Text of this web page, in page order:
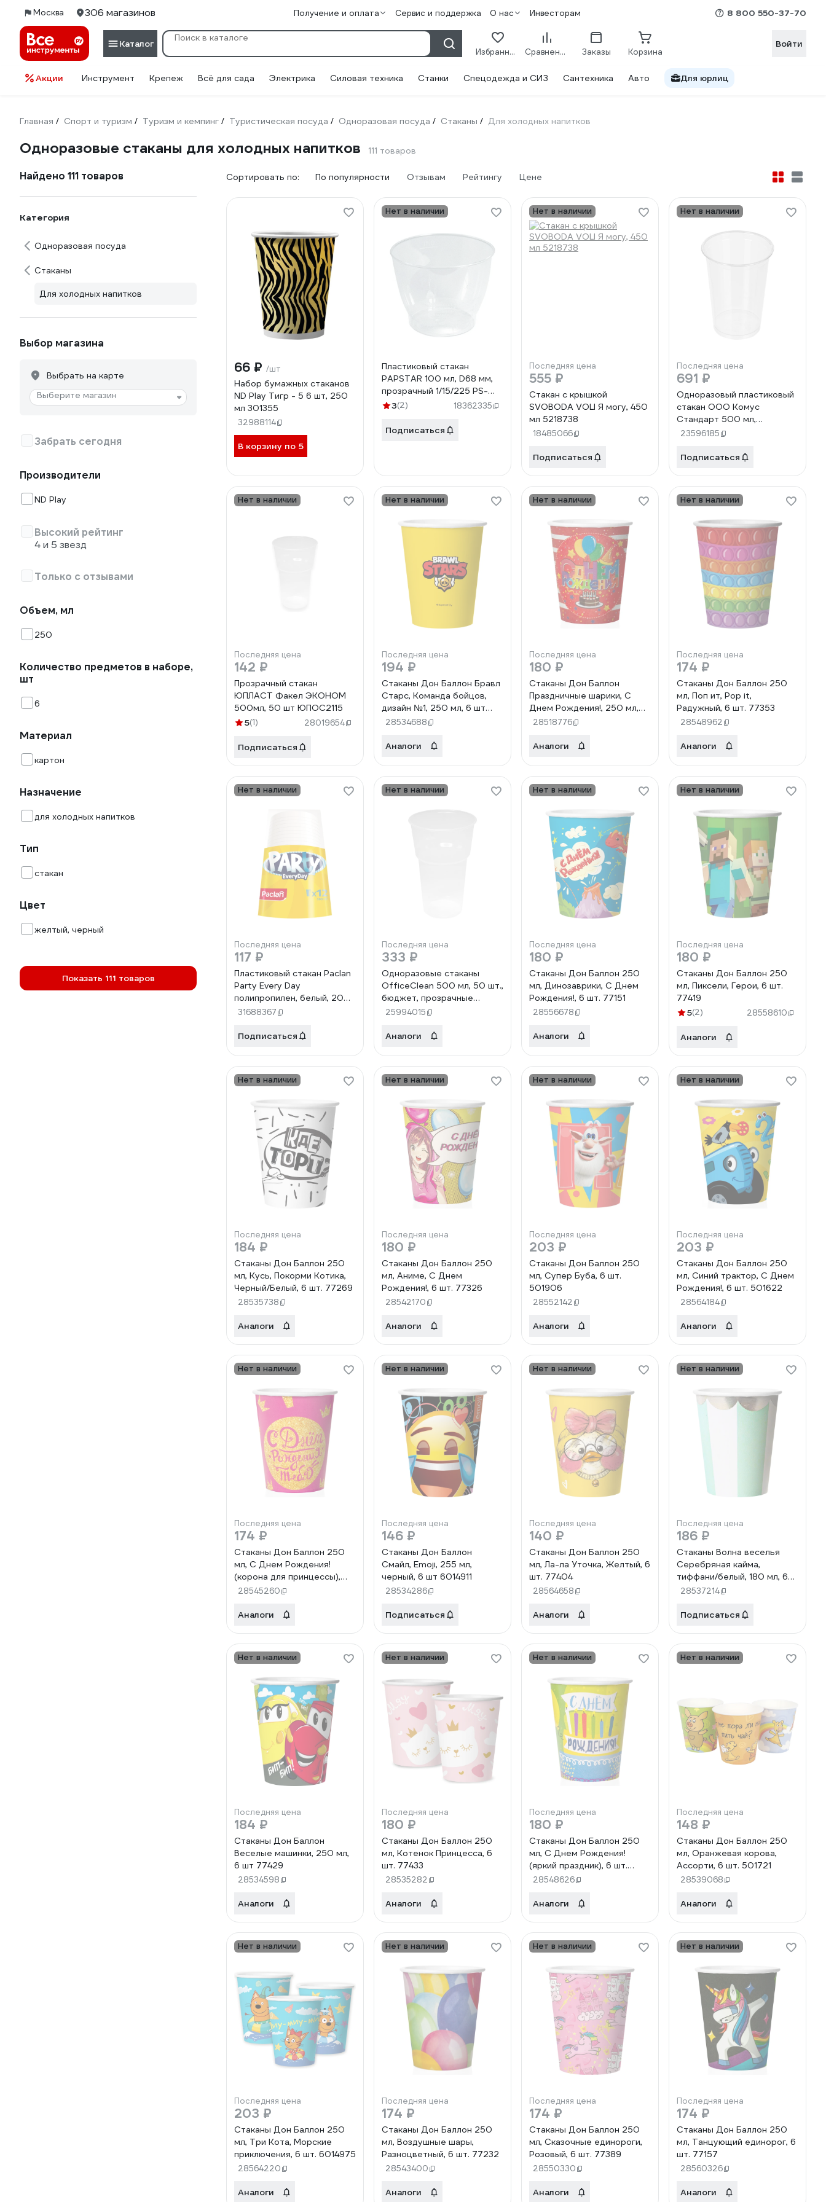
Москва 306 магазинов Получение и оплата Сервис и поддержка О нас Инвесторам 8 800 550-37-70
Каталог
Избранное Сравнение Заказы Корзина
Войти
Акции Инструмент Крепеж Всё для сада Электрика Силовая техника Станки Спецодежда и СИЗ Сантехника Авто Для юрлиц
Главная / Спорт и туризм / Туризм и кемпинг / Туристическая посуда / Одноразовая посуда / Стаканы / Для холодных напитков
Одноразовые стаканы для холодных напитков 111 товаров
Найдено 111 товаров
Категория
Одноразовая посуда
Стаканы
Для холодных напитков
Выбор магазина
Выбрать на карте
Выберите магазин
Забрать сегодня
Производители
ND Play
Высокий рейтинг
4 и 5 звезд
Только с отзывами
Объем, мл
250
Количество предметов в наборе,
шт
6
Материал
картон
Назначение
для холодных напитков
Тип
стакан
Цвет
желтый, черный
Показать 111 товаров
Сортировать по: По популярности Отзывам Рейтингу Цене
66 ₽ /шт
Набор бумажных стаканов
ND Play Тигр - 5 6 шт, 250
мл 301355
32988114
В корзину по 5
Нет в наличии
Пластиковый стакан
PAPSTAR 100 мл, D68 мм,
прозрачный 1/15/225 PS-
12144
3(2) 18362335
Подписаться
Нет в наличии
Последняя цена
555 ₽
Стакан с крышкой
SVOBODA VOLI Я могу, 450
мл 5218738
18485066
Подписаться
Нет в наличии
Последняя цена
691 ₽
Одноразовый пластиковый
стакан ООО Комус
Стандарт 500 мл,
прозрачный, 50 штук, ПЭТ
23596185
Подписаться
Нет в наличии
Последняя цена
142 ₽
Прозрачный стакан
ЮПЛАСТ Факел ЭКОНОМ
500мл, 50 шт ЮПОС2115
5(1) 28019654
Подписаться
Нет в наличии
Последняя цена
194 ₽
Стаканы Дон Баллон Бравл
Старс, Команда бойцов,
дизайн №1, 250 мл, 6 шт
501502
28534688
Аналоги
Нет в наличии
Последняя цена
180 ₽
Стаканы Дон Баллон
Праздничные шарики, С
Днем Рождения!, 250 мл,
красный, 6 шт 77202
28518776
Аналоги
Нет в наличии
Последняя цена
174 ₽
Стаканы Дон Баллон 250
мл, Поп ит, Pop it,
Радужный, 6 шт. 77353
28548962
Аналоги
Нет в наличии
Последняя цена
117 ₽
Пластиковый стакан Paclan
Party Every Day
полипропилен, белый, 200
мл, 12 шт 4607036872432
31688367
Подписаться
Нет в наличии
Последняя цена
333 ₽
Одноразовые стаканы
OfficeClean 500 мл, 50 шт.,
бюджет, прозрачные
321685
25994015
Аналоги
Нет в наличии
Последняя цена
180 ₽
Стаканы Дон Баллон 250
мл, Динозаврики, С Днем
Рождения!, 6 шт. 77151
28556678
Аналоги
Нет в наличии
Последняя цена
180 ₽
Стаканы Дон Баллон 250
мл, Пиксели, Герои, 6 шт.
77419
5(2) 28558610
Аналоги
Нет в наличии
Последняя цена
184 ₽
Стаканы Дон Баллон 250
мл, Кусь, Покорми Котика,
Черный/Белый, 6 шт. 77269
28535738
Аналоги
Нет в наличии
Последняя цена
180 ₽
Стаканы Дон Баллон 250
мл, Аниме, С Днем
Рождения!, 6 шт. 77326
28542170
Аналоги
Нет в наличии
Последняя цена
203 ₽
Стаканы Дон Баллон 250
мл, Супер Буба, 6 шт.
501906
28552142
Аналоги
Нет в наличии
Последняя цена
203 ₽
Стаканы Дон Баллон 250
мл, Синий трактор, С Днем
Рождения!, 6 шт. 501622
28564184
Аналоги
Нет в наличии
Последняя цена
174 ₽
Стаканы Дон Баллон 250
мл, С Днем Рождения!
(корона для принцессы),
Розовый, 6 шт. 77290
28545260
Аналоги
Нет в наличии
Последняя цена
146 ₽
Стаканы Дон Баллон
Смайл, Emoji, 255 мл,
черный, 6 шт 6014911
28534286
Подписаться
Нет в наличии
Последняя цена
140 ₽
Стаканы Дон Баллон 250
мл, Ла-ла Уточка, Желтый, 6
шт. 77404
28564658
Аналоги
Нет в наличии
Последняя цена
186 ₽
Стаканы Волна веселья
Серебряная кайма,
тиффани/белый, 180 мл, 6
шт 6224031
28537214
Подписаться
Нет в наличии
Последняя цена
184 ₽
Стаканы Дон Баллон
Веселые машинки, 250 мл,
6 шт 77429
28534598
Аналоги
Нет в наличии
Последняя цена
180 ₽
Стаканы Дон Баллон 250
мл, Котенок Принцесса, 6
шт. 77433
28535282
Аналоги
Нет в наличии
Последняя цена
180 ₽
Стаканы Дон Баллон 250
мл, С Днем Рождения!
(яркий праздник), 6 шт.
77299
28548626
Аналоги
Нет в наличии
Последняя цена
148 ₽
Стаканы Дон Баллон 250
мл, Оранжевая корова,
Ассорти, 6 шт. 501721
28539068
Аналоги
Нет в наличии
Последняя цена
203 ₽
Стаканы Дон Баллон 250
мл, Три Кота, Морские
приключения, 6 шт. 6014975
28564220
Аналоги
Нет в наличии
Последняя цена
174 ₽
Стаканы Дон Баллон 250
мл, Воздушные шары,
Разноцветный, 6 шт. 77232
28543400
Аналоги
Нет в наличии
Последняя цена
174 ₽
Стаканы Дон Баллон 250
мл, Сказочные единороги,
Розовый, 6 шт. 77389
28550330
Аналоги
Нет в наличии
Последняя цена
174 ₽
Стаканы Дон Баллон 250
мл, Танцующий единорог, 6
шт. 77157
28560326
Аналоги